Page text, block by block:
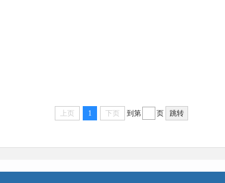
上页 1 下页 到第 页 跳转